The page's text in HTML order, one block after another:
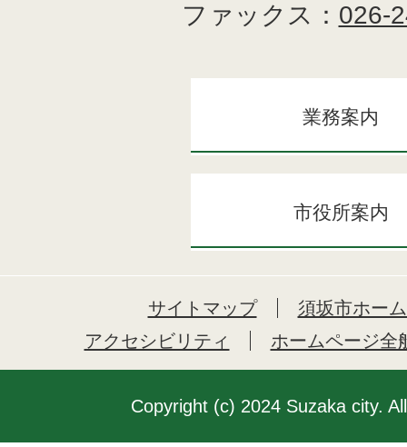
ファックス： 026-
業務案内
市役所案内
サイトマップ
須坂市ホー
アクセシビリティ
ホームページ全
Copyright (c) 2024 Suzaka city.